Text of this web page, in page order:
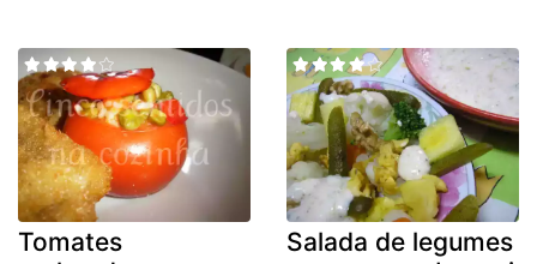
Tomates
Salada de legumes